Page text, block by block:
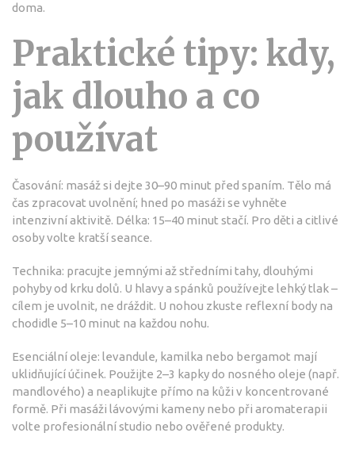
doma.
Praktické tipy: kdy,
jak dlouho a co
používat
Časování: masáž si dejte 30–90 minut před spaním. Tělo má
čas zpracovat uvolnění; hned po masáži se vyhněte
intenzivní aktivitě. Délka: 15–40 minut stačí. Pro děti a citlivé
osoby volte kratší seance.
Technika: pracujte jemnými až středními tahy, dlouhými
pohyby od krku dolů. U hlavy a spánků používejte lehký tlak –
cílem je uvolnit, ne dráždit. U nohou zkuste reflexní body na
chodidle 5–10 minut na každou nohu.
Esenciální oleje: levandule, kamilka nebo bergamot mají
uklidňující účinek. Použijte 2–3 kapky do nosného oleje (např.
mandlového) a neaplikujte přímo na kůži v koncentrované
formě. Při masáži lávovými kameny nebo při aromaterapii
volte profesionální studio nebo ověřené produkty.